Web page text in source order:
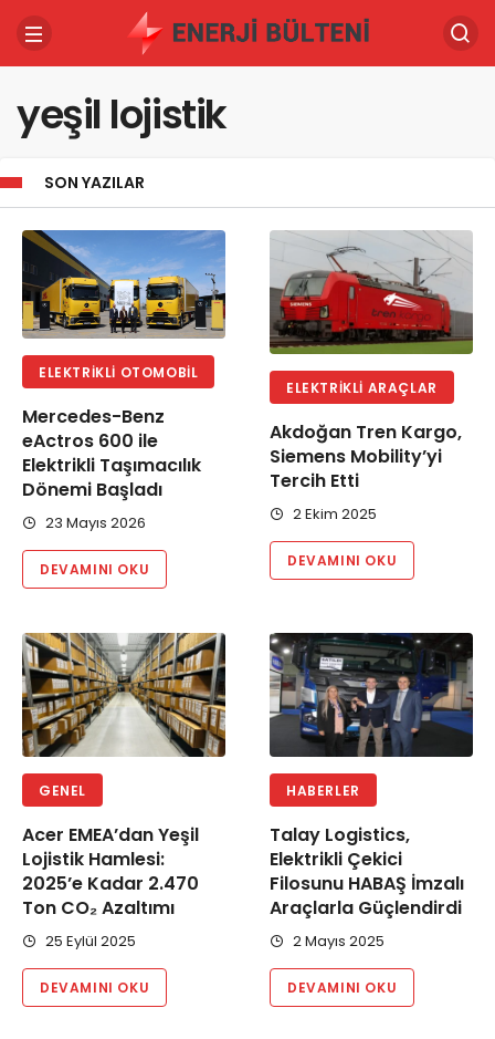
yeşil lojistik
SON YAZILAR
ELEKTRIKLI OTOMOBIL
Mercedes-Benz
eActros 600 ile
Elektrikli Taşımacılık
Dönemi Başladı
23 Mayıs 2026
DEVAMINI OKU
ELEKTRIKLI ARAÇLAR
Akdoğan Tren Kargo,
Siemens Mobility’yi
Tercih Etti
2 Ekim 2025
DEVAMINI OKU
GENEL
Acer EMEA’dan Yeşil
Lojistik Hamlesi:
2025’e Kadar 2.470
Ton CO₂ Azaltımı
25 Eylül 2025
DEVAMINI OKU
HABERLER
Talay Logistics,
Elektrikli Çekici
Filosunu HABAŞ İmzalı
Araçlarla Güçlendirdi
2 Mayıs 2025
DEVAMINI OKU